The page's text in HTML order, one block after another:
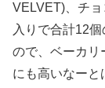
VELVET)、チ
入りで合計12
ので、ベーカリ
にも高いなーと